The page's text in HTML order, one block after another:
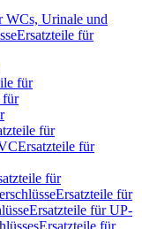
WCs, Urinale und
Ersatzteile für
für
für
für
Ersatzteile für
für
Ersatzteile für
Ersatzteile für UP-
Ersatzteile für